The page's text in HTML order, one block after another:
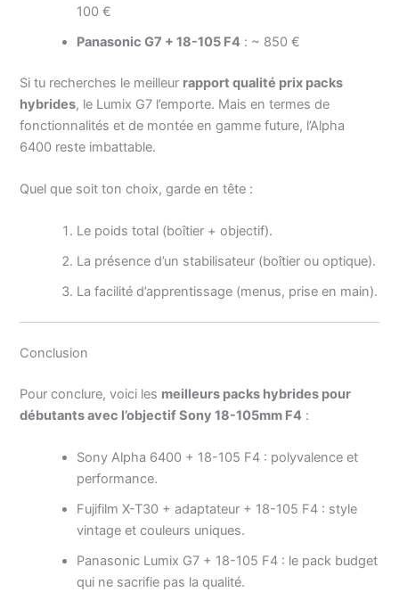
100 €
Panasonic G7 + 18-105 F4 : ~ 850 €
Si tu recherches le meilleur rapport qualité prix packs
hybrides, le Lumix G7 l’emporte. Mais en termes de
fonctionnalités et de montée en gamme future, l’Alpha
6400 reste imbattable.
Quel que soit ton choix, garde en tête :
Le poids total (boîtier + objectif).
La présence d’un stabilisateur (boîtier ou optique).
La facilité d’apprentissage (menus, prise en main).
Conclusion
Pour conclure, voici les meilleurs packs hybrides pour
débutants avec l’objectif Sony 18-105mm F4 :
Sony Alpha 6400 + 18-105 F4 : polyvalence et
performance.
Fujifilm X-T30 + adaptateur + 18-105 F4 : style
vintage et couleurs uniques.
Panasonic Lumix G7 + 18-105 F4 : le pack budget
qui ne sacrifie pas la qualité.